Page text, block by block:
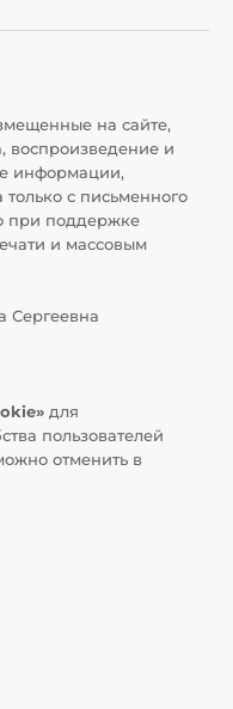
на сайте,
воспроизведение и
информации,
с письменного
при поддержке
и массовым
Сергеевна
для
пользователей
отменить в